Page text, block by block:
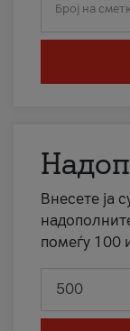
Број на
Внесете ја
помеѓу 100